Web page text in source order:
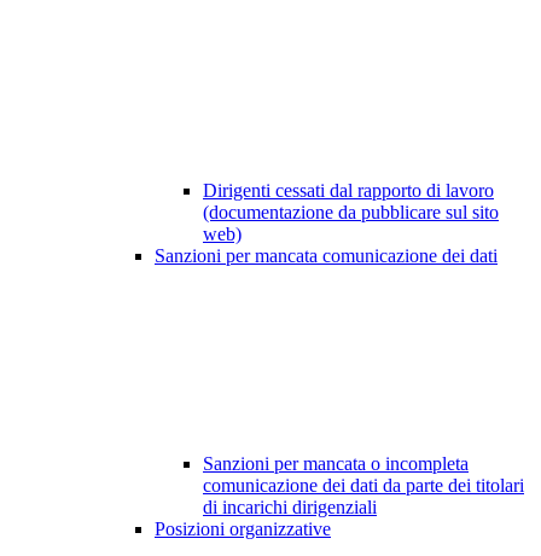
Dirigenti cessati dal rapporto di lavoro
(documentazione da pubblicare sul sito
web)
Sanzioni per mancata comunicazione dei dati
Sanzioni per mancata o incompleta
comunicazione dei dati da parte dei titolari
di incarichi dirigenziali
Posizioni organizzative